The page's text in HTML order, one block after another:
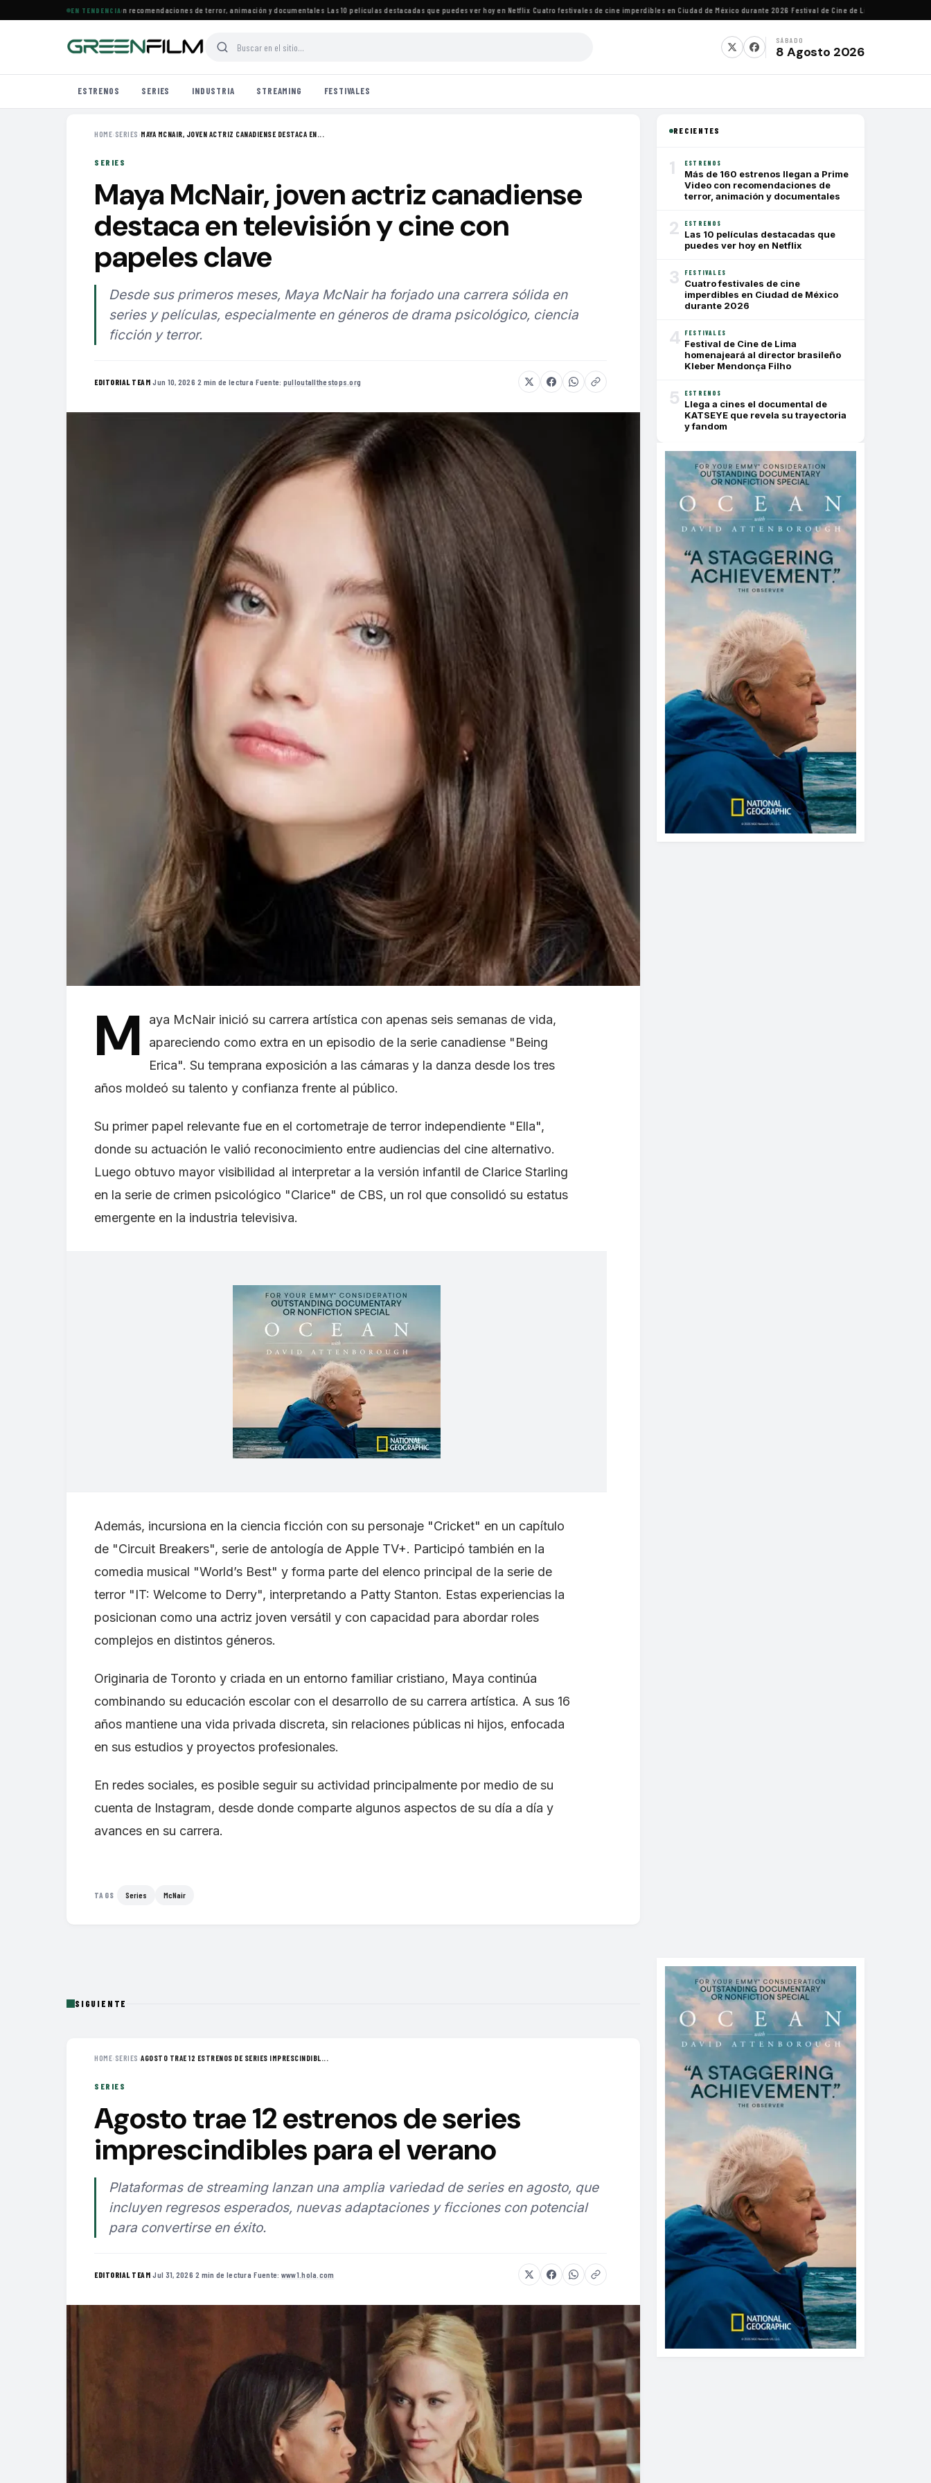
EN TENDENCIA
llegan a Prime Video con recomendaciones de terror, animación y documentales·Las 10 películas destacadas que puedes ver hoy en Netflix·Cuatro festivales de cine imperdibles en Ciudad de México durante 2026·Festival de Cine de Lima homenajeará al
SÁBADO
8 Agosto 2026
ESTRENOS SERIES INDUSTRIA STREAMING FESTIVALES
HOME› SERIES ›MAYA MCNAIR, JOVEN ACTRIZ CANADIENSE DESTACA EN...
SERIES
Maya McNair, joven actriz canadiense
destaca en televisión y cine con
papeles clave
Desde sus primeros meses, Maya McNair ha forjado una carrera sólida en
series y películas, especialmente en géneros de drama psicológico, ciencia
ficción y terror.
EDITORIAL TEAM·Jun 10, 2026·2 min de lectura·Fuente: pulloutallthestops.org
M
aya McNair inició su carrera artística con apenas seis semanas de vida,
apareciendo como extra en un episodio de la serie canadiense "Being
Erica". Su temprana exposición a las cámaras y la danza desde los tres
años moldeó su talento y confianza frente al público.
Su primer papel relevante fue en el cortometraje de terror independiente "Ella",
donde su actuación le valió reconocimiento entre audiencias del cine alternativo.
Luego obtuvo mayor visibilidad al interpretar a la versión infantil de Clarice Starling
en la serie de crimen psicológico "Clarice" de CBS, un rol que consolidó su estatus
emergente en la industria televisiva.
Además, incursiona en la ciencia ficción con su personaje "Cricket" en un capítulo
de "Circuit Breakers", serie de antología de Apple TV+. Participó también en la
comedia musical "World’s Best" y forma parte del elenco principal de la serie de
terror "IT: Welcome to Derry", interpretando a Patty Stanton. Estas experiencias la
posicionan como una actriz joven versátil y con capacidad para abordar roles
complejos en distintos géneros.
Originaria de Toronto y criada en un entorno familiar cristiano, Maya continúa
combinando su educación escolar con el desarrollo de su carrera artística. A sus 16
años mantiene una vida privada discreta, sin relaciones públicas ni hijos, enfocada
en sus estudios y proyectos profesionales.
En redes sociales, es posible seguir su actividad principalmente por medio de su
cuenta de Instagram, desde donde comparte algunos aspectos de su día a día y
avances en su carrera.
TAGS Series McNair
RECIENTES
1 ESTRENOS
Más de 160 estrenos llegan a Prime
Video con recomendaciones de
terror, animación y documentales
2 ESTRENOS
Las 10 películas destacadas que
puedes ver hoy en Netflix
3 FESTIVALES
Cuatro festivales de cine
imperdibles en Ciudad de México
durante 2026
4 FESTIVALES
Festival de Cine de Lima
homenajeará al director brasileño
Kleber Mendonça Filho
5 ESTRENOS
Llega a cines el documental de
KATSEYE que revela su trayectoria
y fandom
SIGUIENTE
HOME› SERIES ›AGOSTO TRAE 12 ESTRENOS DE SERIES IMPRESCINDIBL...
SERIES
Agosto trae 12 estrenos de series
imprescindibles para el verano
Plataformas de streaming lanzan una amplia variedad de series en agosto, que
incluyen regresos esperados, nuevas adaptaciones y ficciones con potencial
para convertirse en éxito.
EDITORIAL TEAM·Jul 31, 2026·2 min de lectura·Fuente: www1.hola.com